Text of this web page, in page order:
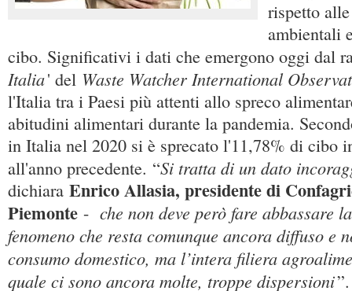
rispetto
ambientali
cibo. Significativi i dati che emergono oggi dal
Italia' del Waste Watcher International
l'Italia tra i Paesi più attenti allo spreco
abitudini alimentari durante la pandemia.
in Italia nel 2020 si è sprecato l'11,78% di cibo
all'anno precedente. “Si tratta di un dato
dichiara Enrico Allasia, presidente di
Piemonte - che non deve però fare abbassare
fenomeno che resta comunque ancora diffuso e
consumo domestico, ma l’intera filiera
quale ci sono ancora molte, troppe dispersioni”.